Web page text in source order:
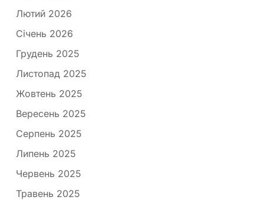
Лютий 2026
Січень 2026
Грудень 2025
Листопад 2025
Жовтень 2025
Вересень 2025
Серпень 2025
Липень 2025
Червень 2025
Травень 2025